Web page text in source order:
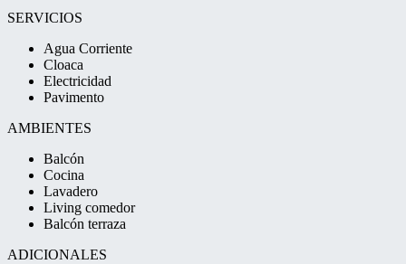
SERVICIOS
Agua Corriente
Cloaca
Electricidad
Pavimento
AMBIENTES
Balcón
Cocina
Lavadero
Living comedor
Balcón terraza
ADICIONALES